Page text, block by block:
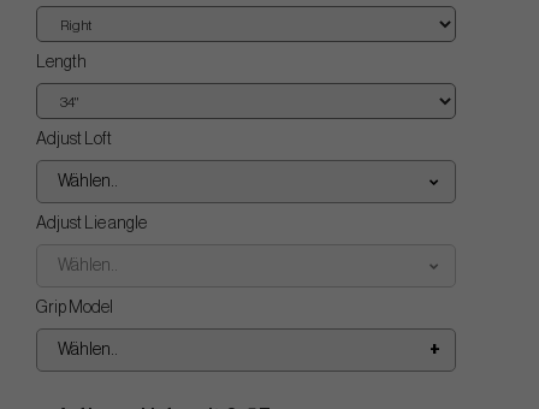
Length
Adjust Loft
Wählen..
Adjust Lie angle
Wählen..
Grip Model
Wählen..